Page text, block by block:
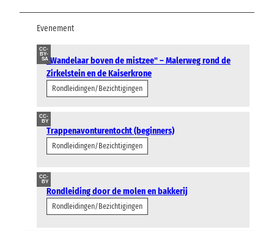
Evenement
CC-
BY-
SA"Wandelaar boven de mistzee" – Malerweg rond de
Zirkelstein en de Kaiserkrone
Rondleidingen/Bezichtigingen
CC-
BY
Trappenavonturentocht (beginners)
Rondleidingen/Bezichtigingen
CC-
BY
Rondleiding door de molen en bakkerij
Rondleidingen/Bezichtigingen